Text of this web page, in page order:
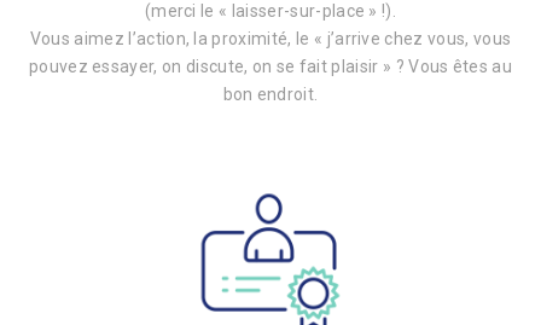
(merci le « laisser-sur-place » !).
Vous aimez l’action, la proximité, le « j’arrive chez vous, vous
pouvez essayer, on discute, on se fait plaisir » ? Vous êtes au
bon endroit.